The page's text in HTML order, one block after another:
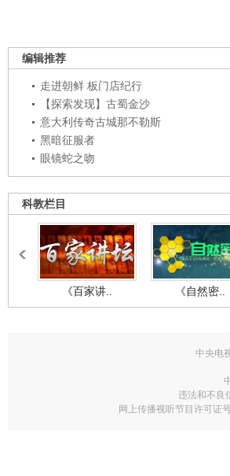
编辑推荐
走进朝鲜 板门店纪行
【探索发现】古蜀金沙
意大利传奇古城那不勒斯
黑暗征服者
眼镜蛇之吻
科教栏目
《百家讲.. 《自然密..
中央电
违法和不良
网上传播视听节目许可证